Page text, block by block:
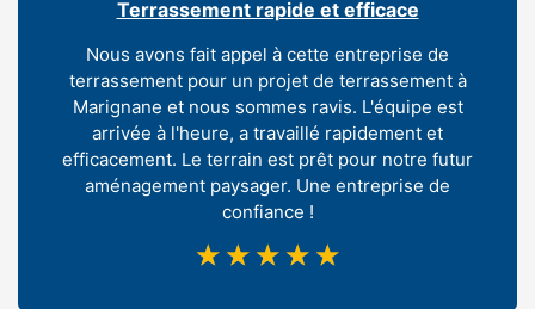
Terrassement rapide et efficace
Nous avons fait appel à cette entreprise de
terrassement pour un projet de terrassement à
Marignane et nous sommes ravis. L'équipe est
arrivée à l'heure, a travaillé rapidement et
efficacement. Le terrain est prêt pour notre futur
aménagement paysager. Une entreprise de
confiance !
☆ ☆ ☆ ☆ ☆